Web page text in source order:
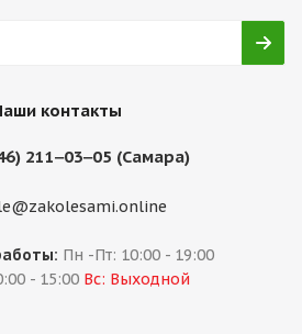
контакты
211‒03‒05 (Самара)
Пн -Пт: 10:00 - 19:00
- 15:00 Вс: Выходной